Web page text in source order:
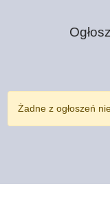
Żadne z ogłoszeń